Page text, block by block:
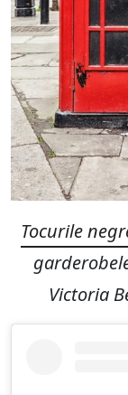
Tocurile
Victoria